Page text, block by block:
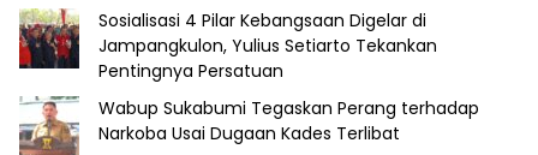
Sosialisasi 4 Pilar Kebangsaan Digelar di
Jampangkulon, Yulius Setiarto Tekankan
Pentingnya Persatuan
Wabup Sukabumi Tegaskan Perang terhadap
Narkoba Usai Dugaan Kades Terlibat